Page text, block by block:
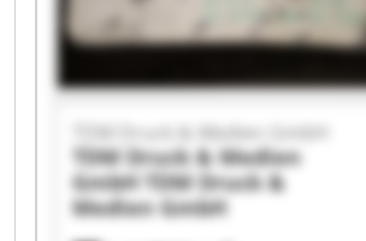
TDM Druck & Medien GmbH
TDM Druck & Medien
GmbH TDM Druck &
Medien GmbH